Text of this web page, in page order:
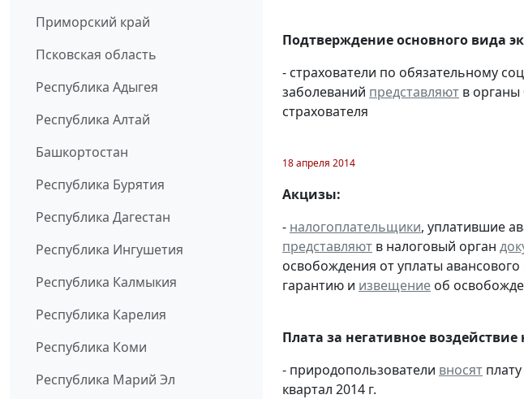
Приморский край
Псковская область
Республика Адыгея
Республика Алтай
Башкортостан
Республика Бурятия
Республика Дагестан
Республика Ингушетия
Республика Калмыкия
Республика Карелия
Республика Коми
Республика Марий Эл
Подтверждение основного вида
- страхователи по обязательному
заболеваний представляют в
страхователя
18 апреля 2014
Акцизы:
- налогоплательщики, уплатившие
представляют в налоговый орган
освобождения от уплаты
гарантию и извещение об
Плата за негативное
- природопользователи вносят
квартал 2014 г.